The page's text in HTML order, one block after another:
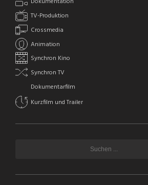
TV-Produktion
Crossmedia
Animation
Synchron Kino
Synchron TV
Dokumentarfilm
Kurzfilm und Trailer